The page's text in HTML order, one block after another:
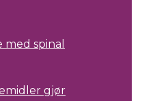
med spinal
gjør